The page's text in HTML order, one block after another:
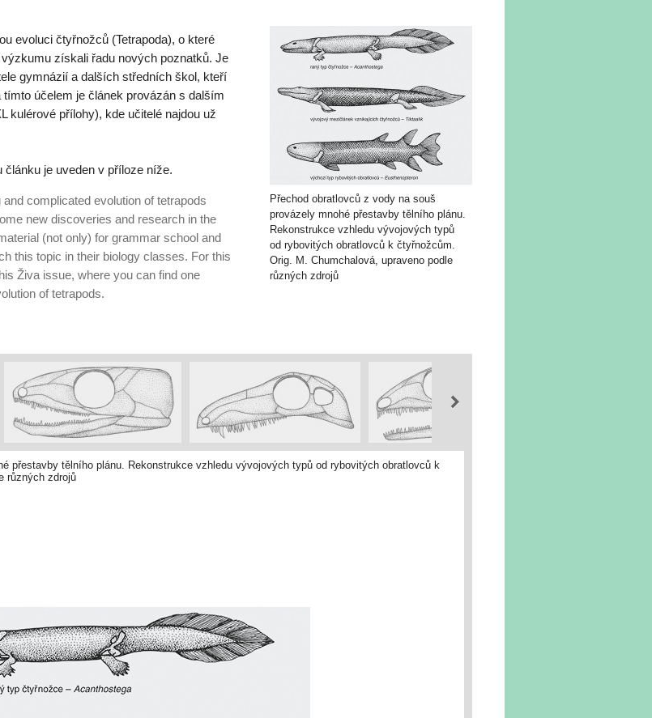
evoluci čtyřnožců (Tetrapoda), o které
získali řadu nových poznatků. Je
gymnázií a dalších středních škol, kteří
účelem je článek provázán s dalším
kulérové přílohy), kde učitelé najdou už
článku je uveden v příloze níže.
complicated evolution of tetrapods
new discoveries and research in the
(not only) for grammar school and
this topic in their biology classes. For this
Živa issue, where you can find one
of tetrapods.
Přechod obratlovců z vody na souš
provázely mnohé přestavby tělního plánu.
Rekonstrukce vzhledu vývojových typů
od rybovitých obratlovců k čtyřnožcům.
Orig. M. Chumchalová, upraveno podle
různých zdrojů
přestavby tělního plánu. Rekonstrukce vzhledu vývojových typů od rybovitých obratlovců k
různých zdrojů